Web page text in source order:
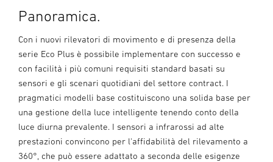
Panoramica.
Con i nuovi rilevatori di movimento e di presenza della
serie Eco Plus è possibile implementare con successo e
con facilità i più comuni requisiti standard basati su
sensori e gli scenari quotidiani del settore contract. I
pragmatici modelli base costituiscono una solida base per
una gestione della luce intelligente tenendo conto della
luce diurna prevalente. I sensori a infrarossi ad alte
prestazioni convincono per l'affidabilità del rilevamento a
360°, che può essere adattato a seconda delle esigenze